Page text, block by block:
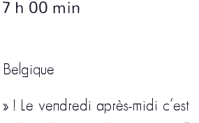
h 00 min
! Le vendredi après-midi c’est